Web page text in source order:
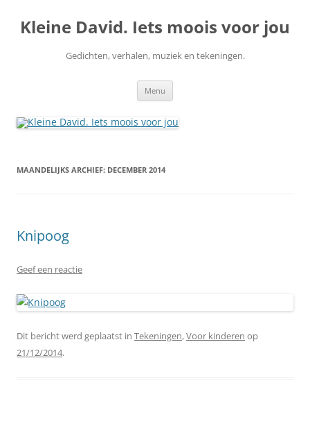
de
inhoud
Kleine David. Iets moois voor jou
Gedichten, verhalen, muziek en tekeningen.
Menu
MAANDELIJKS ARCHIEF: DECEMBER 2014
Knipoog
Geef een reactie
Dit bericht werd geplaatst in Tekeningen,Voor kinderen op
21/12/2014.